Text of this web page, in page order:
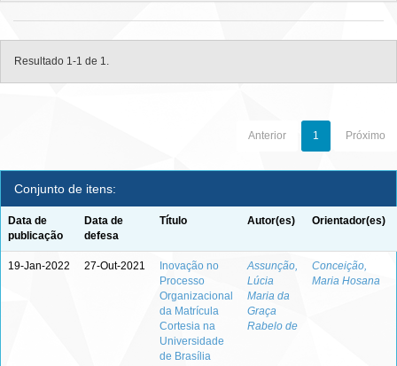
Resultado 1-1 de 1.
Anterior 1 Próximo
Conjunto de itens:
Data de
publicação
Data de
defesa
Título Autor(es) Orientador(es)
19-Jan-2022 27-Out-2021
Inovação no
Processo
Organizacional
da Matrícula
Cortesia na
Universidade
de Brasília
Assunção,
Lúcia
Maria da
Graça
Rabelo de
Conceição,
Maria Hosana